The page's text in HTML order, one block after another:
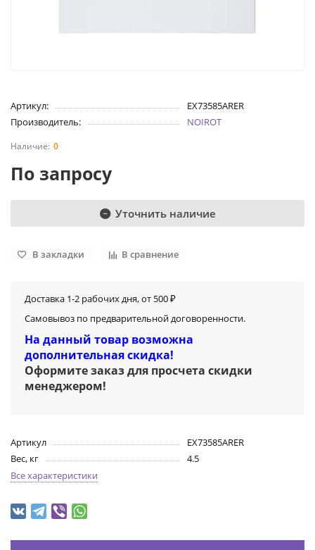
Артикул:
EX73585ARER
Производитель:
NOIROT
0
По запросу
Уточнить наличие
В закладки В сравнение
Доставка 1-2 рабочих дня, от 500 ₽
Самовывоз по предварительной договоренности.
На данный товар возможна
дополнительная скидка!
Оформите заказ для просчета скидки
менеджером!
Артикул
EX73585ARER
Вес, кг
4.5
Все характеристики